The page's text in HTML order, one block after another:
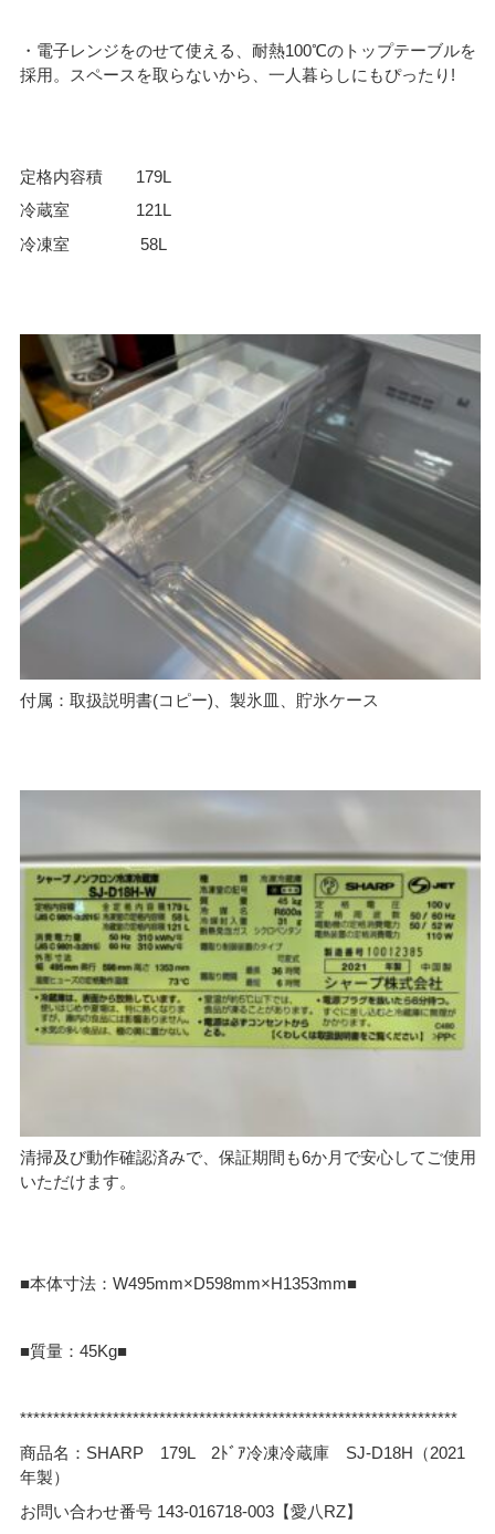
・電子レンジをのせて使える、耐熱100℃のトップテーブルを
採用。スペースを取らないから、一人暮らしにもぴったり!
定格内容積 179L
冷蔵室 121L
冷凍室 58L
付属：取扱説明書(コピー)、製氷皿、貯氷ケース
清掃及び動作確認済みで、保証期間も6か月で安心してご使用
いただけます。
■本体寸法：W495mm×D598mm×H1353mm■
■質量：45Kg■
******************************************************************
商品名：SHARP 179L 2ﾄﾞｱ冷凍冷蔵庫 SJ-D18H（2021
年製）
お問い合わせ番号 143-016718-003【愛八RZ】